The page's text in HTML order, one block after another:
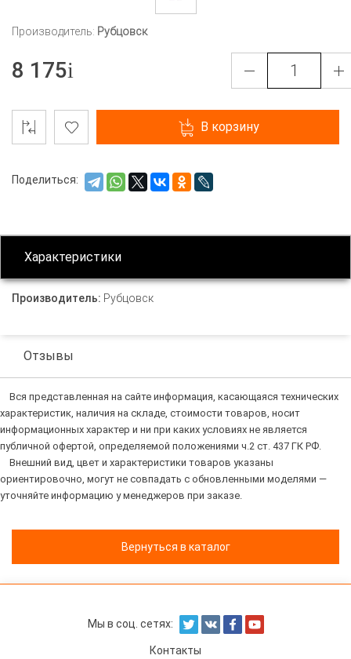
Производитель: Рубцовск
8 175
В корзину
Поделиться:
Характеристики
Производитель: Рубцовск
Отзывы
Вся представленная на сайте информация, касающаяся технических
характеристик, наличия на складе, стоимости товаров, носит
информационных характер и ни при каких условиях не является
публичной офертой, определяемой положениями ч.2 ст. 437 ГК РФ.
Внешний вид, цвет и характеристики товаров указаны
ориентировочно, могут не совпадать с обновленными моделями —
уточняйте информацию у менеджеров при заказе.
Вернуться в каталог
Мы в соц. сетях:
Контакты